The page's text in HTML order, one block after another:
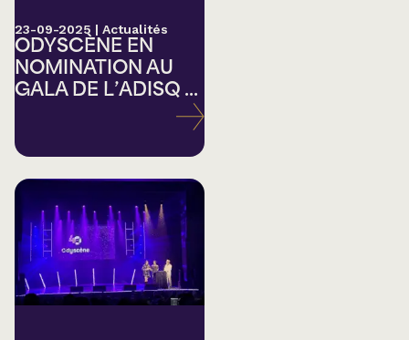
23-09-2025 | Actualités
ODYSCÈNE EN
NOMINATION AU
GALA DE L’ADISQ ...